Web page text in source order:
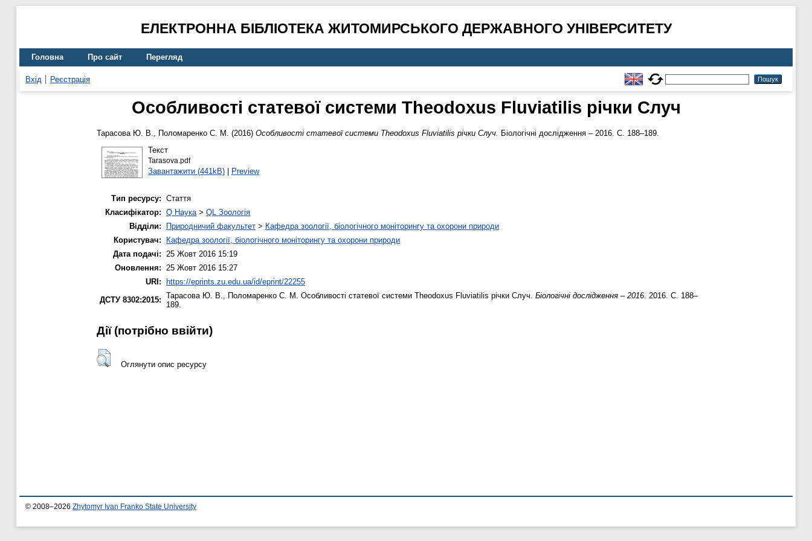
ЕЛЕКТРОННА БІБЛІОТЕКА ЖИТОМИРСЬКОГО ДЕРЖАВНОГО УНІВЕРСИТЕТУ
Головна Про сайт Перегляд
Вхід Реєстрація
Особливості статевої системи Theodoxus Fluviatilis річки Случ
Тарасова Ю. В., Поломаренко С. М. (2016) Особливості статевої системи Theodoxus Fluviatilis річки Случ. Біологічні дослідження – 2016. С. 188–189.
Текст
Tarasova.pdf
Завантажити (441kB)| Preview
Тип ресурсу: Стаття
Класифікатор: Q Наука> QL Зоологія
Відділи:
Природничий факультет > Кафедра зоології, біологічного моніторингу та охорони природи
Користувач:
Кафедра зоології, біологічного моніторингу та охорони природи
Дата подачі: 25 Жовт 2016 15:19
Оновлення: 25 Жовт 2016 15:27
URI:
https://eprints.zu.edu.ua/id/eprint/22255
ДСТУ 8302:2015: Тарасова Ю. В., Поломаренко С. М. Особливості статевої системи Theodoxus Fluviatilis річки Случ. Біологічні дослідження – 2016. 2016. С. 188–
189.
Дії ​​(потрібно ввійти)
Оглянути опис ресурсу
© 2008–2026 Zhytomyr Ivan Franko State University